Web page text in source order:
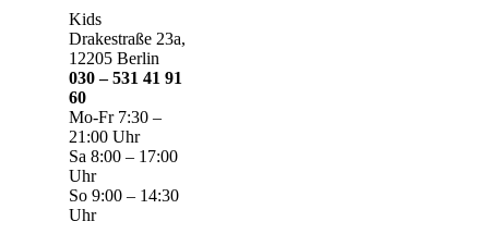
Kids
Drakestraße 23a,
12205 Berlin
030 – 531 41 91
60
Mo-Fr 7:30 –
21:00 Uhr
Sa 8:00 – 17:00
Uhr
So 9:00 – 14:30
Uhr